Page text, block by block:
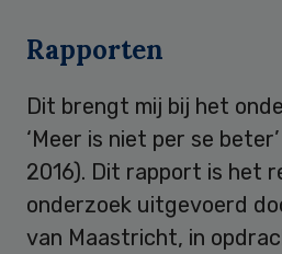
Rapporten
Dit brengt mij bij het
‘Meer is niet per se
2016). Dit rapport is het
onderzoek uitgevoerd
van Maastricht, in